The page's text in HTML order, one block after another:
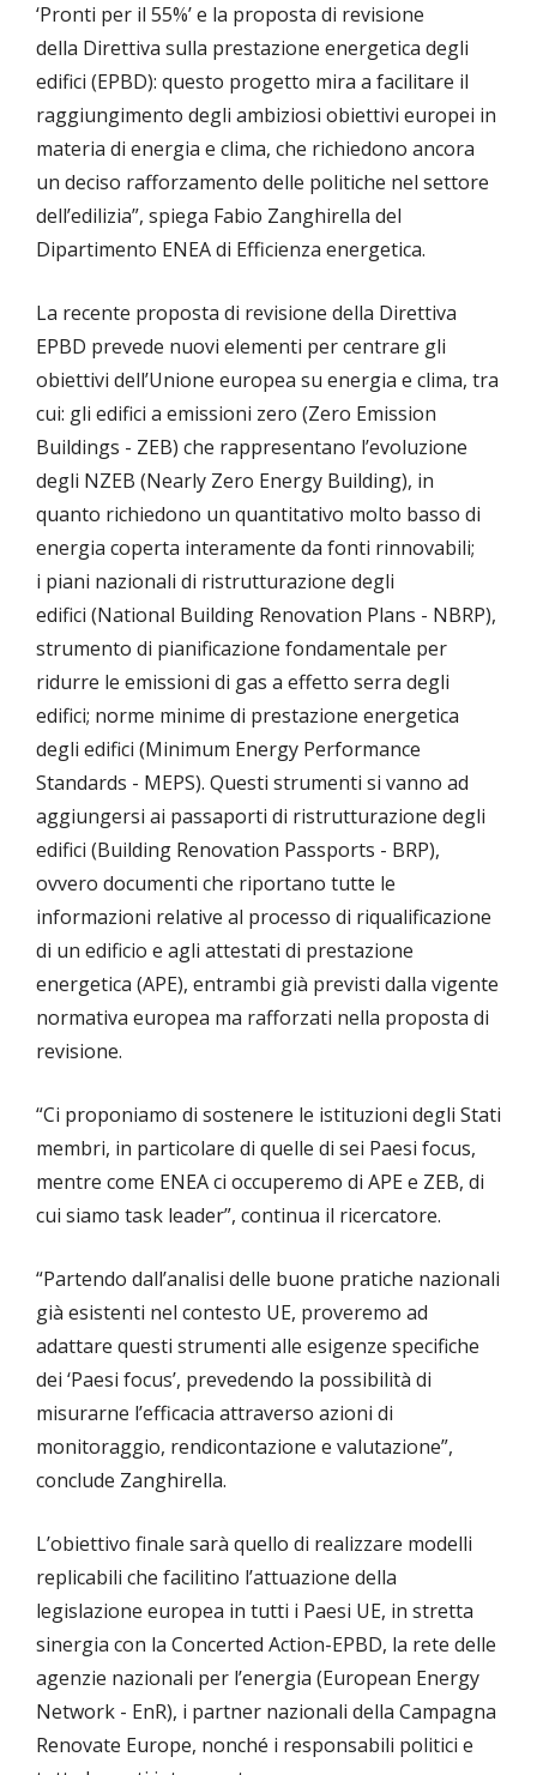
‘Pronti per il 55%’ e la proposta di revisione
della Direttiva sulla prestazione energetica degli
edifici (EPBD): questo progetto mira a facilitare il
raggiungimento degli ambiziosi obiettivi europei in
materia di energia e clima, che richiedono ancora
un deciso rafforzamento delle politiche nel settore
dell’edilizia”, spiega Fabio Zanghirella del
Dipartimento ENEA di Efficienza energetica.
La recente proposta di revisione della Direttiva
EPBD prevede nuovi elementi per centrare gli
obiettivi dell’Unione europea su energia e clima, tra
cui: gli edifici a emissioni zero (Zero Emission
Buildings - ZEB) che rappresentano l’evoluzione
degli NZEB (Nearly Zero Energy Building), in
quanto richiedono un quantitativo molto basso di
energia coperta interamente da fonti rinnovabili;
i piani nazionali di ristrutturazione degli
edifici (National Building Renovation Plans - NBRP),
strumento di pianificazione fondamentale per
ridurre le emissioni di gas a effetto serra degli
edifici; norme minime di prestazione energetica
degli edifici (Minimum Energy Performance
Standards - MEPS). Questi strumenti si vanno ad
aggiungersi ai passaporti di ristrutturazione degli
edifici (Building Renovation Passports - BRP),
ovvero documenti che riportano tutte le
informazioni relative al processo di riqualificazione
di un edificio e agli attestati di prestazione
energetica (APE), entrambi già previsti dalla vigente
normativa europea ma rafforzati nella proposta di
revisione.
“Ci proponiamo di sostenere le istituzioni degli Stati
membri, in particolare di quelle di sei Paesi focus,
mentre come ENEA ci occuperemo di APE e ZEB, di
cui siamo task leader”, continua il ricercatore.
“Partendo dall’analisi delle buone pratiche nazionali
già esistenti nel contesto UE, proveremo ad
adattare questi strumenti alle esigenze specifiche
dei ‘Paesi focus’, prevedendo la possibilità di
misurarne l’efficacia attraverso azioni di
monitoraggio, rendicontazione e valutazione”,
conclude Zanghirella.
L’obiettivo finale sarà quello di realizzare modelli
replicabili che facilitino l’attuazione della
legislazione europea in tutti i Paesi UE, in stretta
sinergia con la Concerted Action-EPBD, la rete delle
agenzie nazionali per l’energia (European Energy
Network - EnR), i partner nazionali della Campagna
Renovate Europe, nonché i responsabili politici e